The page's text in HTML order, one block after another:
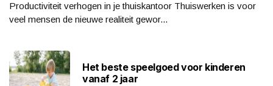
Productiviteit verhogen in je thuiskantoor Thuiswerken is voor
veel mensen de nieuwe realiteit gewor...
Het beste speelgoed voor kinderen
vanaf 2 jaar